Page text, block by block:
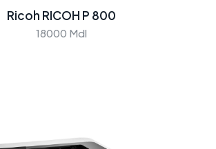
Ricoh RICOH P 800
18000 Mdl